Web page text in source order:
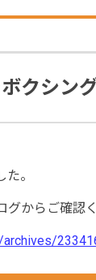
クシン
。
からご確認く